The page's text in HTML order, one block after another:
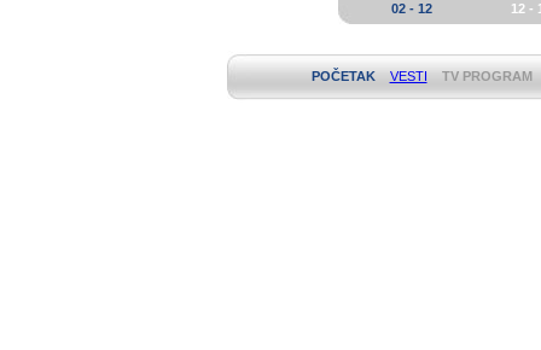
02 - 12 12 -
POČETAK VESTI TV PROGRAM